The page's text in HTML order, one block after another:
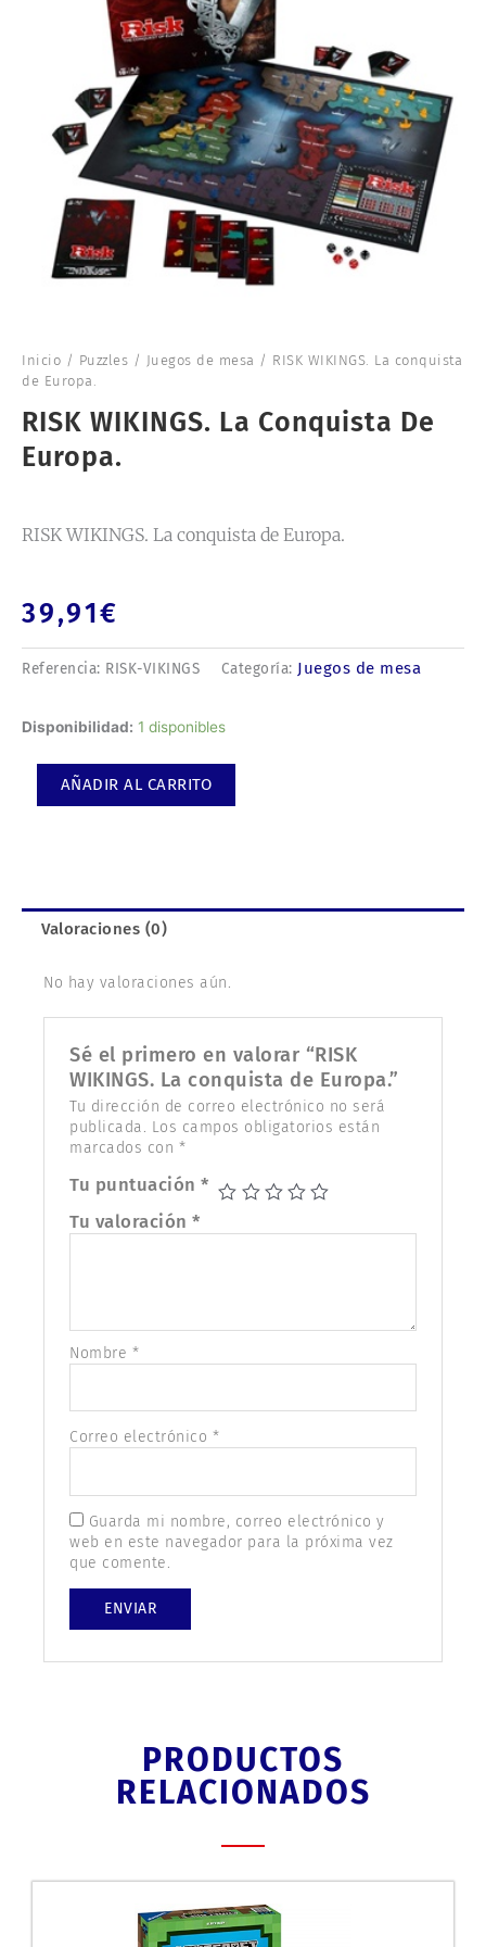
Inicio / Puzzles / Juegos de mesa / RISK WIKINGS. La conquista
de Europa.
RISK WIKINGS. La Conquista De
Europa.
RISK WIKINGS. La conquista de Europa.
39,91€
Referencia: RISK-VIKINGS Categoría: Juegos de mesa
Disponibilidad: 1 disponibles
RISK
AÑADIR AL CARRITO
Valoraciones (0)
No hay valoraciones aún.
Sé el primero en valorar “RISK
WIKINGS. La conquista de Europa.”
Tu dirección de correo electrónico no será
publicada. Los campos obligatorios están
marcados con *
Tu puntuación*
Tu valoración*
Nombre *
Correo electrónico *
Guarda mi nombre, correo electrónico y
web en este navegador para la próxima vez
que comente.
PRODUCTOS
RELACIONADOS